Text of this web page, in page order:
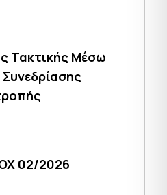
Τακτικής Μέσω
02/2026